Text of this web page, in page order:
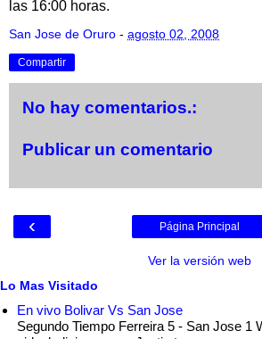
las 16:00 horas.
San Jose de Oruro - agosto 02, 2008
Compartir
No hay comentarios.:
Publicar un comentario
‹ Página Principal
Ver la versión web
Lo Mas Visitado
En vivo Bolivar Vs San Jose
Segundo Tiempo Ferreira 5 - San Jose 1